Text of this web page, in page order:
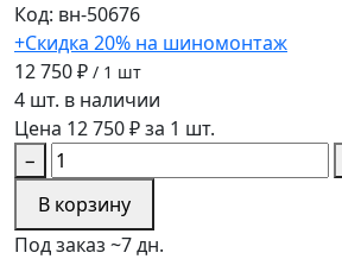
Код: вн-50676
+Скидка 20% на шиномонтаж
12 750 ₽ / 1 шт
4 шт. в наличии
Цена 12 750 ₽ за 1 шт.
−
В корзину
Под заказ ~7 дн.